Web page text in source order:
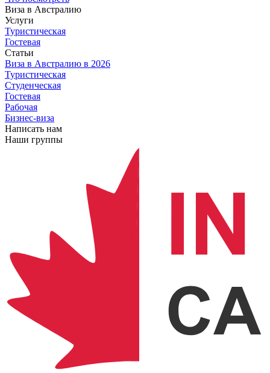
Виза в Австралию
Услуги
Туристическая
Гостевая
Статьи
Виза в Австралию в 2026
Туристическая
Студенческая
Гостевая
Рабочая
Бизнес-виза
Написать нам
Наши группы